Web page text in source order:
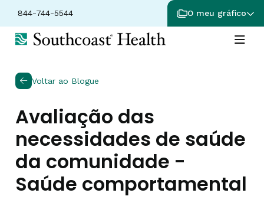
844-744-5544 O meu gráfico
Voltar ao Blogue
Avaliação das
necessidades de saúde
da comunidade -
Saúde comportamental